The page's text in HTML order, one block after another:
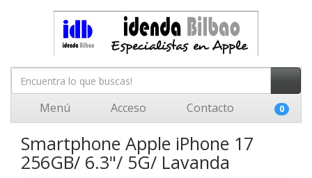
Menú Acceso Contacto 0
Smartphone Apple iPhone 17
256GB/ 6.3"/ 5G/ Lavanda